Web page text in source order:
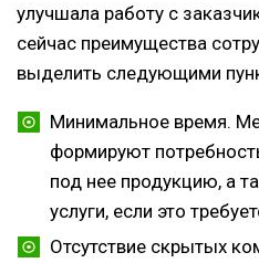
улучшала работу с
сейчас преимущества
выделить следующими
Минимальное время.
формируют
под нее продукцию, а
услуги, если это
Отсутствие скрытых